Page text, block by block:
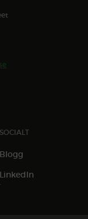
SOCIALT
Blogg
LinkedIn